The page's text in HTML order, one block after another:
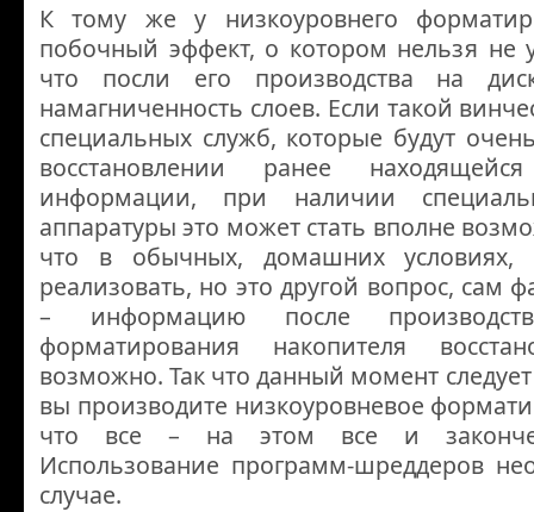
К тому же у низкоуровнего
побочный эффект, о котором нельзя не
что посли его производства на
намагниченность слоев. Если такой
специальных служб, которые будут
восстановлении ранее
информации, при наличии
аппаратуры это может стать вполне
что в обычных, домашних условиях,
реализовать, но это другой вопрос, сам
– информацию после
форматирования накопителя
возможно. Так что данный момент
вы производите низкоуровневое
что все – на этом все и
Использование программ-шреддеров
случае.